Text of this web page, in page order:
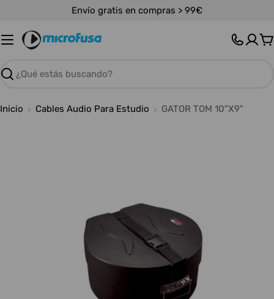
contenido
Envío gratis en compras > 99€
Buscar
Inicio Cables Audio Para Estudio GATOR TOM 10"X9"
medios 0 en modal